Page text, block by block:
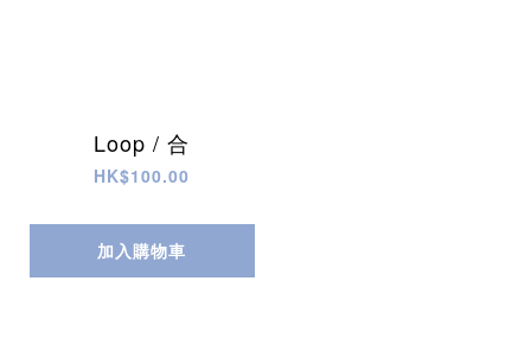
Loop / 合
HK$100.00
加入購物車